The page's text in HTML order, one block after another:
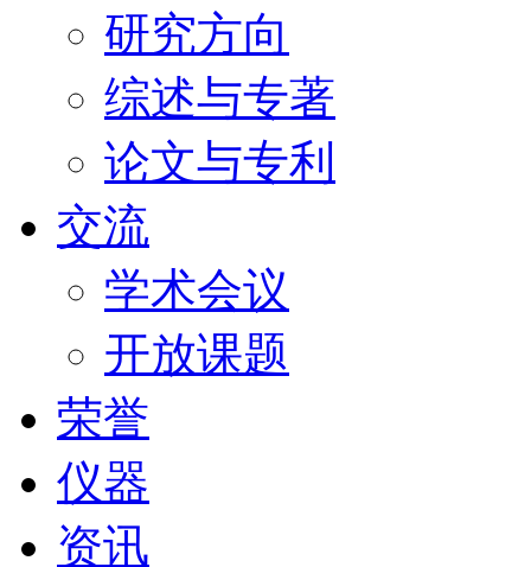
研究方向
综述与专著
论文与专利
交流
学术会议
开放课题
荣誉
仪器
资讯